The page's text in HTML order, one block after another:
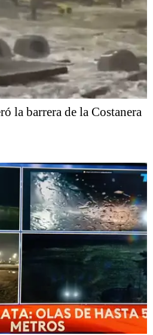
la barrera de la Costanera